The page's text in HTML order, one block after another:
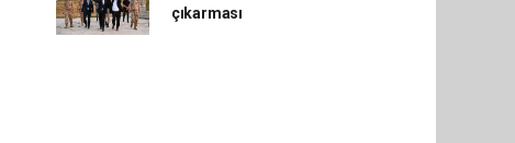
çıkarması